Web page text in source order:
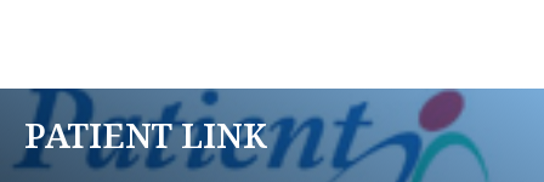
PATIENT LINK